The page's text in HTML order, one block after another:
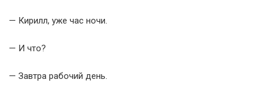
— Кирилл, уже час ночи.
— И что?
— Завтра рабочий день.